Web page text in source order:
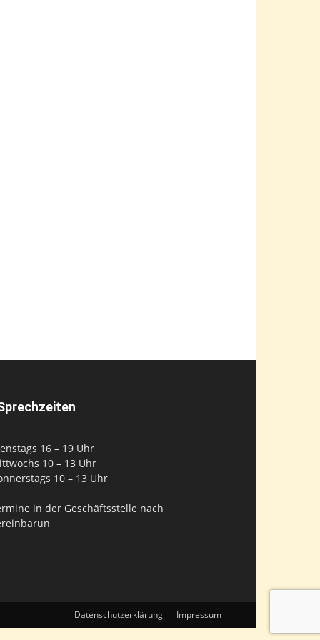
16 – 19 Uhr
10 – 13 Uhr
10 – 13 Uhr
in der Geschäftsstelle nach
Datenschutzerklärung Impressum